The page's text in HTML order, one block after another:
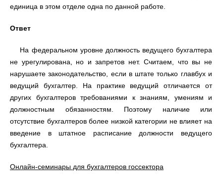
единица в этом отделе одна по данной работе.
Ответ
На федеральном уровне должность ведущего бухгалтера
не урегулирована, но и запретов нет. Считаем, что вы не
нарушаете законодательство, если в штате только главбух и
ведущий бухгалтер. На практике ведущий отличается от
других бухгалтеров требованиями к знаниям, умениям и
должностным обязанностям. Поэтому наличие или
отсутствие бухгалтеров более низкой категории не влияет на
введение в штатное расписание должности ведущего
бухгалтера.
Онлайн-семинары для бухгалтеров госсектора